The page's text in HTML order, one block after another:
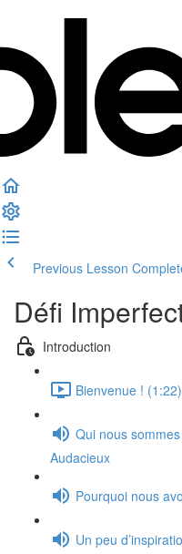
Previous Lesson
Défi
Introduction
Bienvenue ! (1:22)
Qui nous
Audacieux
Pourquoi nous
Un peu